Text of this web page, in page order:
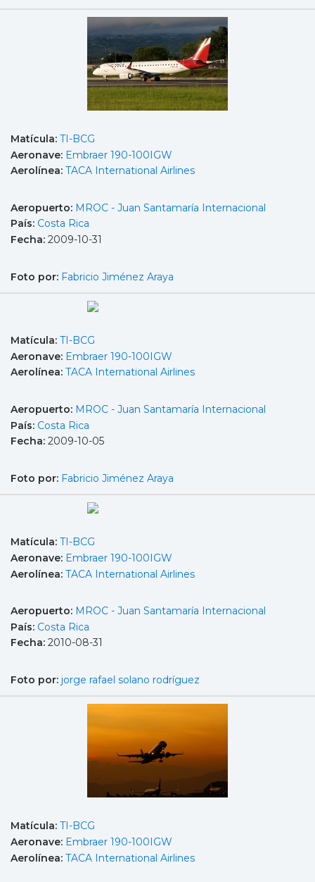
Matícula: TI-BCG
Aeronave: Embraer 190-100IGW
Aerolínea: TACA International Airlines
Aeropuerto: MROC - Juan Santamaría Internacional
País: Costa Rica
Fecha: 2009-10-31
Foto por: Fabricio Jiménez Araya
Matícula: TI-BCG
Aeronave: Embraer 190-100IGW
Aerolínea: TACA International Airlines
Aeropuerto: MROC - Juan Santamaría Internacional
País: Costa Rica
Fecha: 2009-10-05
Foto por: Fabricio Jiménez Araya
Matícula: TI-BCG
Aeronave: Embraer 190-100IGW
Aerolínea: TACA International Airlines
Aeropuerto: MROC - Juan Santamaría Internacional
País: Costa Rica
Fecha: 2010-08-31
Foto por: jorge rafael solano rodríguez
Matícula: TI-BCG
Aeronave: Embraer 190-100IGW
Aerolínea: TACA International Airlines